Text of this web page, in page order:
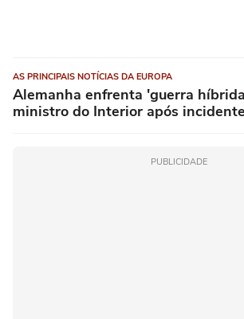
AS PRINCIPAIS NOTÍCIAS DA EUROPA
Alemanha enfrenta 'guerra
ministro do Interior após
PUBLICIDADE